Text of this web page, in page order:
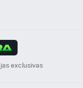
exclusivas